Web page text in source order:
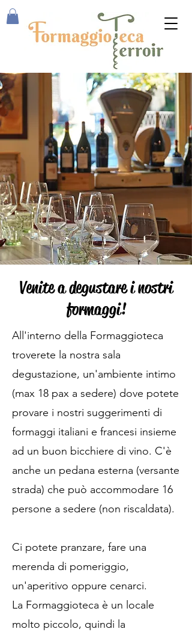
Venite a degustare i nostri
formaggi!
All'interno della Formaggioteca
troverete la nostra sala
degustazione, un'ambiente intimo
(max 18 pax a sedere) dove potete
provare i nostri suggerimenti di
formaggi italiani e francesi insieme
ad un buon bicchiere di vino. C'è
anche un pedana esterna (versante
strada) che può accommodare 16
persone a sedere (non riscaldata).
Ci potete pranzare, fare una
merenda di pomeriggio,
un'aperitivo oppure cenarci.
La Formaggioteca è un locale
molto piccolo, quindi la